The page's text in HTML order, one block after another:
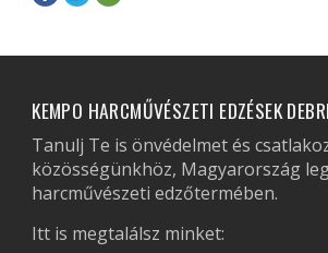
KEMPO HARCMŰVÉSZETI EDZÉSEK
Tanulj Te is önvédelmet és
közösségünkhöz, Magyarország
harcművészeti edzőtermében.
Itt is megtalálsz minket: